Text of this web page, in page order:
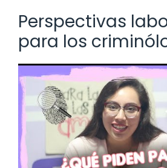
Perspectivas
para los